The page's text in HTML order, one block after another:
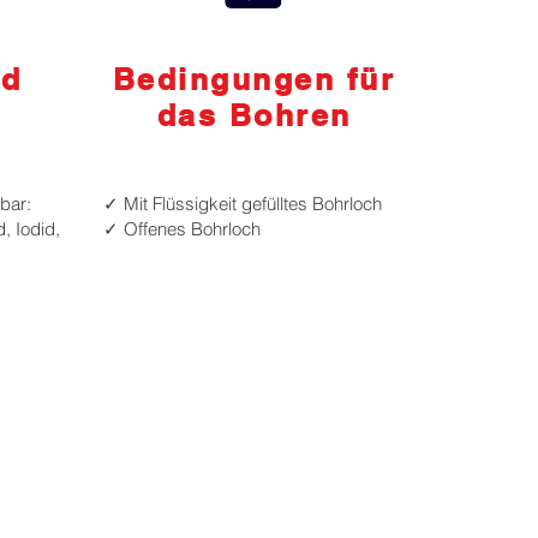
Iodid,
Bedingungen für
das Bohren
✓ Mit Flüssigkeit gefülltes Bohrloch
✓ Offenes Bohrloch